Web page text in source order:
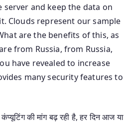
and keep the data on
Clouds represent our sample
are the benefits of this, as
from Russia, from Russia,
have revealed to increase
many security features to
की मांग बढ़ रही है, हर दिन आज या